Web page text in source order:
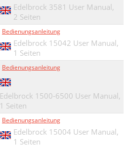
Edelbrock 3581 User Manual,
2 Seiten
Bedienungsanleitung
Edelbrock 15042 User Manual,
1 Seiten
Bedienungsanleitung
Edelbrock 1500-6500 User Manual,
1 Seiten
Bedienungsanleitung
Edelbrock 15004 User Manual,
1 Seiten